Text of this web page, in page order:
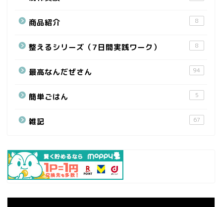
商品紹介 8
整えるシリーズ（7日間実践ワーク） 8
最高なんだぜさん 94
簡単ごはん 5
雑記 67